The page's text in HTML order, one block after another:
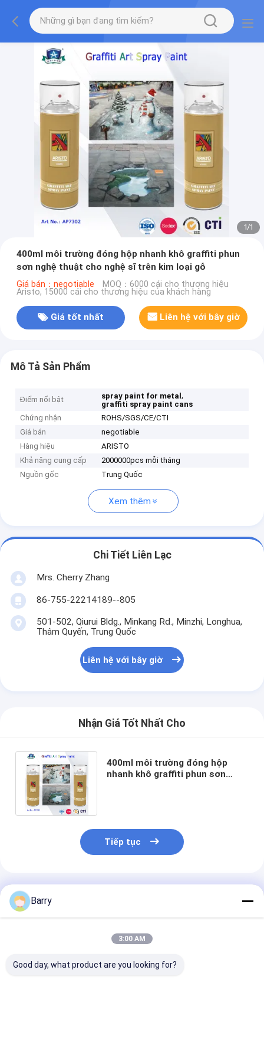
1/1
400ml môi trường đóng hộp nhanh khô graffiti phun
sơn nghệ thuật cho nghệ sĩ trên kim loại gỗ
Giá bán：negotiable MOQ：6000 cái cho thương hiệu
Aristo, 15000 cái cho thương hiệu của khách hàng
Giá tốt nhất Liên hệ với bây giờ
Mô Tả Sản Phẩm
Điểm nổi bật spray paint for metal,
graffiti spray paint cans
Chứng nhận
ROHS/SGS/CE/CTI
Giá bán
negotiable
Hàng hiệu
ARISTO
Khả năng cung cấp
2000000pcs mỗi tháng
Nguồn gốc
Trung Quốc
Xem thêm
Chi Tiết Liên Lạc
Mrs. Cherry Zhang
86-755-22214189--805
501-502, Qiurui Bldg., Minkang Rd., Minzhi, Longhua,
Thâm Quyến, Trung Quốc
Liên hệ với bây giờ
Nhận Giá Tốt Nhất Cho
400ml môi trường đóng hộp
nhanh khô graffiti phun sơn
Tiếp tục
Sản Phẩm Khuyến Cáo
Barry
3:00 AM
Good day, what product are you looking for?